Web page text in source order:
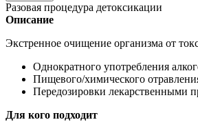
Разовая процедура детоксикации
Описание
Экстренное очищение организма от
Однократного употребления
Пищевого/химического
Передозировки лекарственными
Для кого подходит